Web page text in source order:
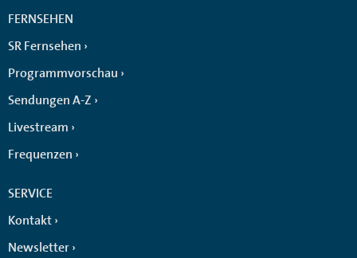
FERNSEHEN
SR Fernsehen
Programmvorschau
Sendungen A-Z
Livestream
Frequenzen
SERVICE
Kontakt
Newsletter